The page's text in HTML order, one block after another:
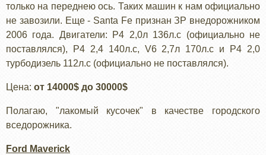
только на переднею ось. Таких машин к нам официально
не завозили. Еще - Santa Fe признан ЗР внедорожником
2006 года. Двигатели: Р4 2,0л 136л.с (официально не
поставлялся), Р4 2,4 140л.с, V6 2,7л 170л.с и Р4 2,0
турбодизель 112л.с (официально не поставлялся).
Цена: от 14000$ до 30000$
Полагаю, "лакомый кусочек" в качестве городского
вседорожника.
Ford Maverick